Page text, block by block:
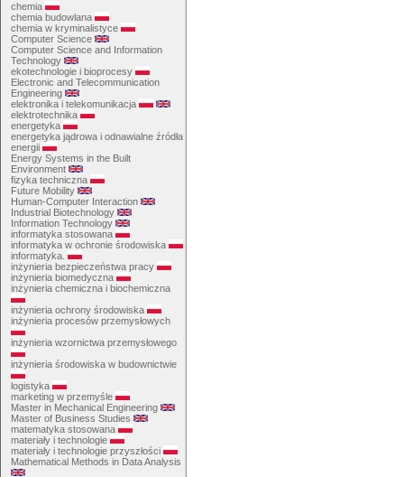
chemia
chemia budowlana
chemia w kryminalistyce
Computer Science
Computer Science and Information
Technology
ekotechnologie i bioprocesy
Electronic and Telecommunication
Engineering
elektronika i telekomunikacja
elektrotechnika
energetyka
energetyka jądrowa i odnawialne źródła
energii
Energy Systems in the Built
Environment
fizyka techniczna
Future Mobility
Human-Computer Interaction
Industrial Biotechnology
Information Technology
informatyka stosowana
informatyka w ochronie środowiska
informatyka.
inżynieria bezpieczeństwa pracy
inżynieria biomedyczna
inżynieria chemiczna i biochemiczna
inżynieria ochrony środowiska
inżynieria procesów przemysłowych
inżynieria wzornictwa przemysłowego
inżynieria środowiska w budownictwie
logistyka
marketing w przemyśle
Master in Mechanical Engineering
Master of Business Studies
matematyka stosowana
materiały i technologie
materiały i technologie przyszłości
Mathematical Methods in Data Analysis